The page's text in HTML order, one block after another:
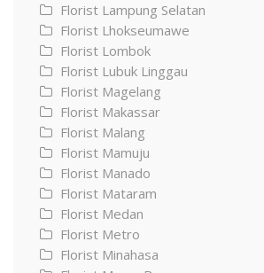
Florist Lampung Selatan
Florist Lhokseumawe
Florist Lombok
Florist Lubuk Linggau
Florist Magelang
Florist Makassar
Florist Malang
Florist Mamuju
Florist Manado
Florist Mataram
Florist Medan
Florist Metro
Florist Minahasa